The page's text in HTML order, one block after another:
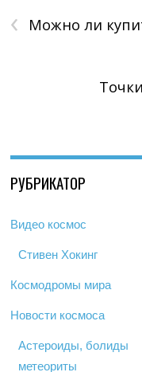
‹ Можно ли
РУБРИКАТОР
Видео космос
Стивен Хокинг
Космодромы мира
Новости космоса
Астероиды, болиды
метеориты